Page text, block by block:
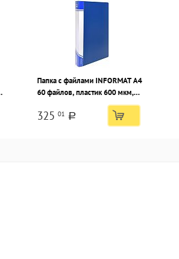
Папка с файлами INFORMAT А4
60 файлов, пластик 600 мкм,
синяя, карман для маркировки
325 01 a